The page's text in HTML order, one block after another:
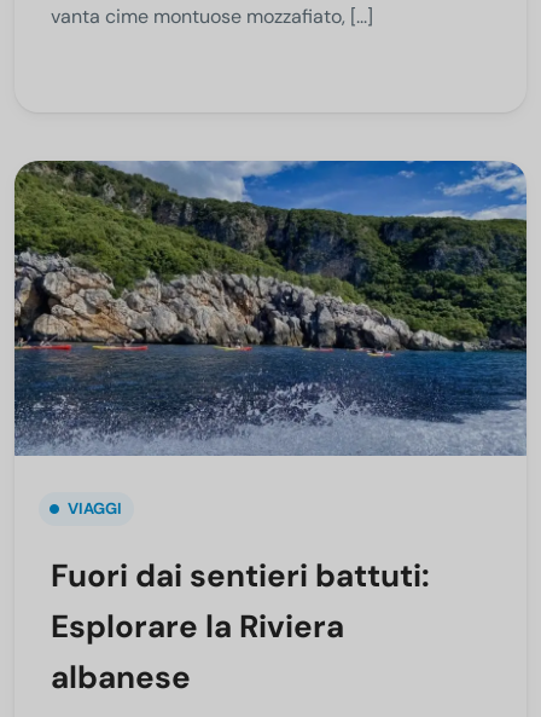
vanta cime montuose mozzafiato, [...]
VIAGGI
Fuori dai sentieri battuti:
Esplorare la Riviera
albanese